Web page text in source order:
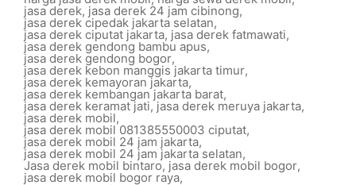
jasa derek, jasa derek 24 jam cibinong,
jasa derek cipedak jakarta selatan,
jasa derek ciputat jakarta, jasa derek fatmawati,
jasa derek gendong bambu apus,
jasa derek gendong bogor,
jasa derek kebon manggis jakarta timur,
jasa derek kemayoran jakarta,
jasa derek kembangan jakarta barat,
jasa derek keramat jati,jasa derek meruya jakarta,
jasa derek mobil,
jasa derek mobil 081385550003 ciputat,
jasa derek mobil 24 jam jakarta,
jasa derek mobil 24 jam jakarta selatan,
Jasa derek mobil bintaro, jasa derek mobil bogor,
jasa derek mobil bogor raya,